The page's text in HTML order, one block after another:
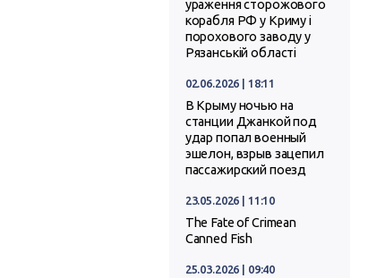
ураження сторожового
корабля РФ у Криму і
порохового заводу у
Рязанській області
02.06.2026 | 18:11
В Крыму ночью на
станции Джанкой под
удар попал военный
эшелон, взрыв зацепил
пассажирский поезд
23.05.2026 | 11:10
The Fate of Crimean
Canned Fish
25.03.2026 | 09:40